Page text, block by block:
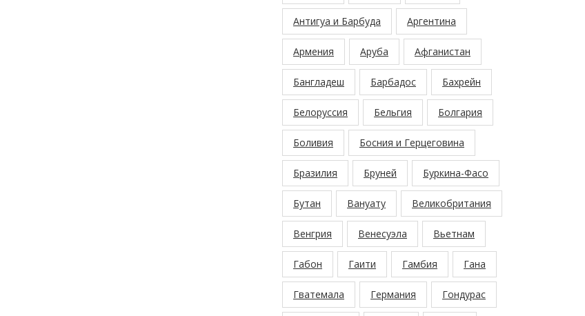
Антигуа и Барбуда Аргентина
Армения Аруба Афганистан
Бангладеш Барбадос Бахрейн
Белоруссия Бельгия Болгария
Боливия Босния и Герцеговина
Бразилия Бруней Буркина-Фасо
Бутан Вануату Великобритания
Венгрия Венесуэла Вьетнам
Габон Гаити Гамбия Гана
Гватемала Германия Гондурас